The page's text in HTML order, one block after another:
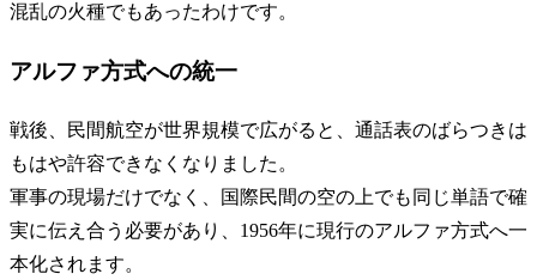
混乱の火種でもあったわけです。
アルファ方式への統一
戦後、民間航空が世界規模で広がると、通話表のばらつきは
もはや許容できなくなりました。
軍事の現場だけでなく、国際民間の空の上でも同じ単語で確
実に伝え合う必要があり、1956年に現行のアルファ方式へ一
本化されます。